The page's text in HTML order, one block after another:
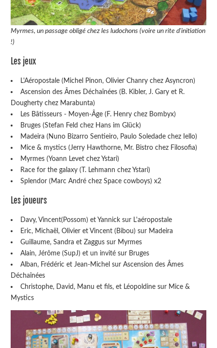
Myrmes, un passage obligé chez les ludochons (voire un rite d'initiation
!)
Les jeux
L'Aéropostale (Michel Pinon, Olivier Chanry chez Asyncron)
Ascension des Âmes Déchaînées (B. Kibler, J. Gary et R.
Dougherty chez Marabunta)
Les Bâtisseurs - Moyen-Âge (F. Henry chez Bombyx)
Bruges (Stefan Feld chez Hans im Glück)
Madeira (Nuno Bizarro Sentieiro, Paulo Soledade chez Iello)
Mice & mystics (Jerry Hawthorne, Mr. Bistro chez Filosofia)
Myrmes (Yoann Levet chez Ystari)
Race for the galaxy (T. Lehmann chez Ystari)
Splendor (Marc André chez Space cowboys) x2
Les joueurs
Davy, Vincent(Possom) et Yannick sur L'aéropostale
Eric, Michaël, Olivier et Vincent (Bibou) sur Madeira
Guillaume, Sandra et Zaggus sur Myrmes
Alain, Jérôme (SupJ) et un invité sur Bruges
Alban, Frédéric et Jean-Michel sur Ascension des Âmes
Déchaînées
Christophe, David, Manu et fils, et Léopoldine sur Mice &
Mystics